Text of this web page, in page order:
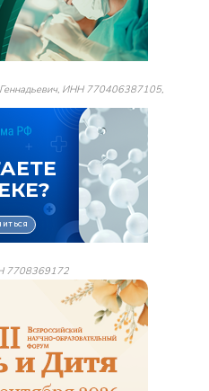
ИНН 770406387105,
7708369172